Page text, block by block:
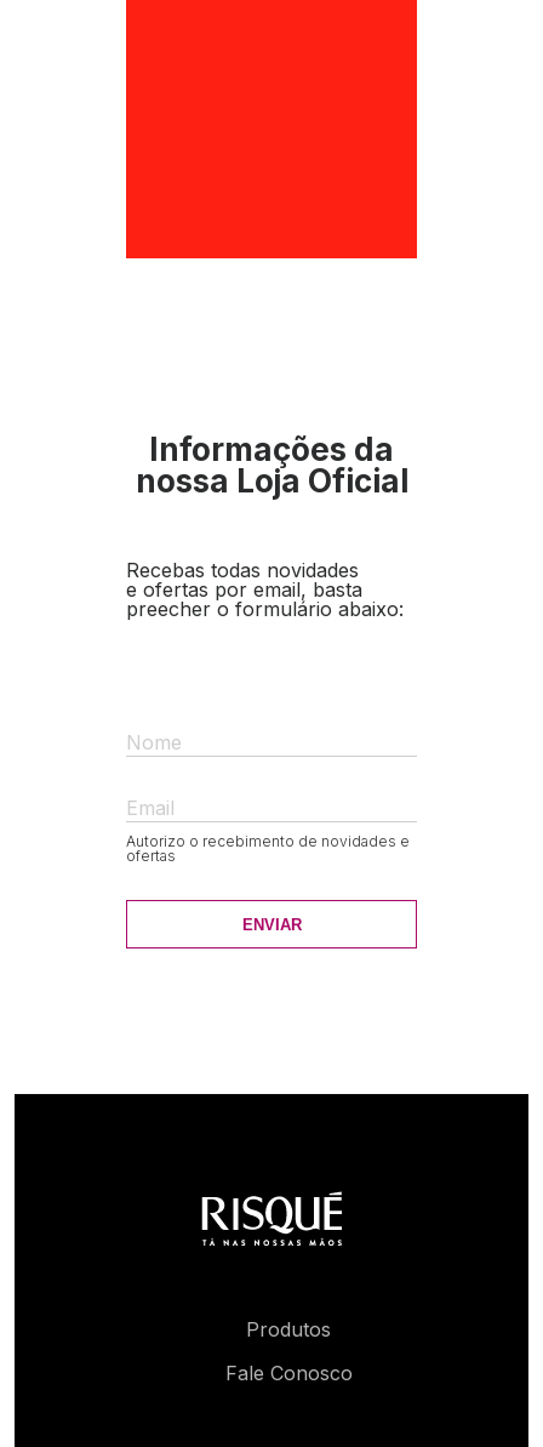
Informações da
nossa Loja Oficial
Recebas todas novidades
e ofertas por email, basta
preecher o formulário abaixo:
Nome
Email
Autorizo o recebimento de novidades e
ofertas
ENVIAR
Produtos
Fale Conosco